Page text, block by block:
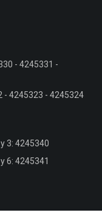
- 4245331 -
- 4245323 - 4245324
3: 4245340
6: 4245341